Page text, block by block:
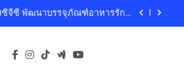
วนสัมผัสฤดูแห่งความสุขกับ Chang
Indoor Shopping Centre ยกระดับ
คุณภาพชีวิตของผู้คนทุกเจเนอเรชัน